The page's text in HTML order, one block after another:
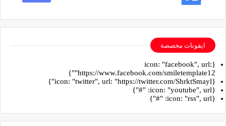
ايقونات مخصصة
{icon: "facebook", url:
"https://www.facebook.com/smiletemplate12"}
{icon: "twitter", url: "https://twitter.com/ShrktSmayl"}
{icon: "youtube", url: "#"}
{icon: "rss", url: "#"}